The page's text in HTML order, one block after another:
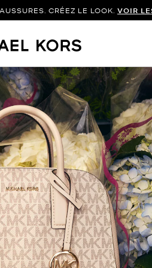
CRÉEZ LE LOOK. VOIR